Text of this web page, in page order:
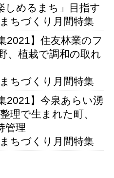
しめるまち」目指す
まちづくり月間特集
2021】住友林業のフ
、植栽で調和の取れ
まちづくり月間特集
2021】今泉あらい湧
理で生まれた町、
管理
まちづくり月間特集